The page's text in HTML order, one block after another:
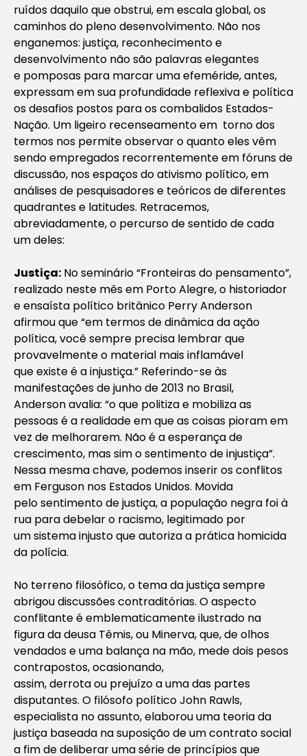
ruídos daquilo que obstrui, em escala global, os
caminhos do pleno desenvolvimento. Não nos
enganemos: justiça, reconhecimento e
desenvolvimento não são palavras elegantes
e pomposas para marcar uma efeméride, antes,
expressam em sua profundidade reflexiva e política
os desafios postos para os combalidos Estados-
Nação. Um ligeiro recenseamento em torno dos
termos nos permite observar o quanto eles vêm
sendo empregados recorrentemente em fóruns de
discussão, nos espaços do ativismo político, em
análises de pesquisadores e teóricos de diferentes
quadrantes e latitudes. Retracemos,
abreviadamente, o percurso de sentido de cada
um deles:
Justiça: No seminário “Fronteiras do pensamento”,
realizado neste mês em Porto Alegre, o historiador
e ensaísta político britânico Perry Anderson
afirmou que “em termos de dinâmica da ação
política, você sempre precisa lembrar que
provavelmente o material mais inflamável
que existe é a injustiça.” Referindo-se às
manifestações de junho de 2013 no Brasil,
Anderson avalia: “o que politiza e mobiliza as
pessoas é a realidade em que as coisas pioram em
vez de melhorarem. Não é a esperança de
crescimento, mas sim o sentimento de injustiça”.
Nessa mesma chave, podemos inserir os conflitos
em Ferguson nos Estados Unidos. Movida
pelo sentimento de justiça, a população negra foi à
rua para debelar o racismo, legitimado por
um sistema injusto que autoriza a prática homicida
da polícia.
No terreno filosófico, o tema da justiça sempre
abrigou discussões contraditórias. O aspecto
conflitante é emblematicamente ilustrado na
figura da deusa Têmis, ou Minerva, que, de olhos
vendados e uma balança na mão, mede dois pesos
contrapostos, ocasionando,
assim, derrota ou prejuízo a uma das partes
disputantes. O filósofo político John Rawls,
especialista no assunto, elaborou uma teoria da
justiça baseada na suposição de um contrato social
a fim de deliberar uma série de princípios que